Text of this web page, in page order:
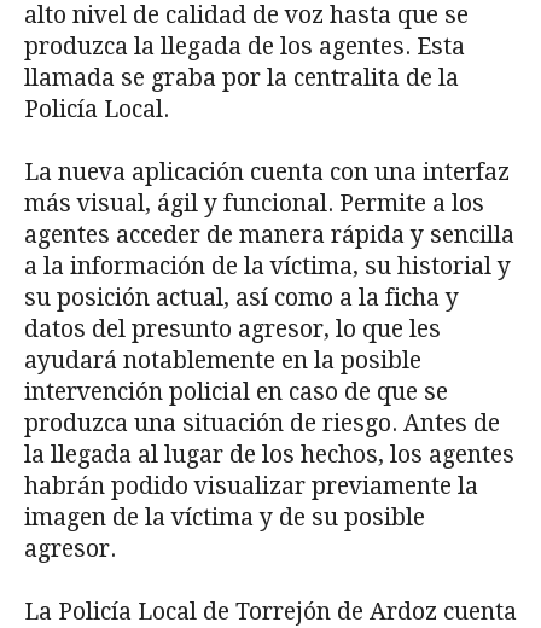
alto nivel de calidad de voz hasta que se
produzca la llegada de los agentes. Esta
llamada se graba por la centralita de la
Policía Local.
La nueva aplicación cuenta con una interfaz
más visual, ágil y funcional. Permite a los
agentes acceder de manera rápida y sencilla
a la información de la víctima, su historial y
su posición actual, así como a la ficha y
datos del presunto agresor, lo que les
ayudará notablemente en la posible
intervención policial en caso de que se
produzca una situación de riesgo. Antes de
la llegada al lugar de los hechos, los agentes
habrán podido visualizar previamente la
imagen de la víctima y de su posible
agresor.
La Policía Local de Torrejón de Ardoz cuenta